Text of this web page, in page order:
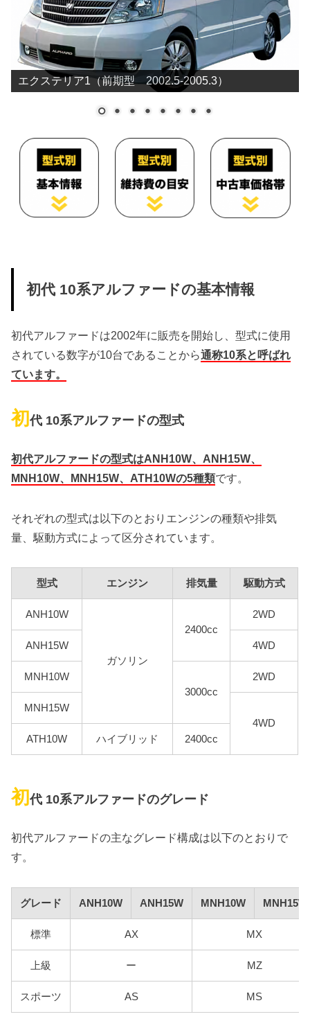
エクステリア1（前期型 2002.5-2005.3）
初代 10系アルファードの基本情報
初代アルファードは2002年に販売を開始し、型式に使用
されている数字が10台であることから通称10系と呼ばれ
ています。
初代 10系アルファードの型式
初代アルファードの型式はANH10W、ANH15W、
MNH10W、MNH15W、ATH10Wの5種類です。
それぞれの型式は以下のとおりエンジンの種類や排気
量、駆動方式によって区分されています。
型式 エンジン 排気量 駆動方式
ANH10W
ガソリン
2400cc
2WD
ANH15W 4WD
MNH10W
3000cc
2WD
MNH15W
4WD
ATH10W
ハイブリッド 2400cc
初代 10系アルファードのグレード
初代アルファードの主なグレード構成は以下のとおりで
す。
グレード ANH10W ANH15W MNH10W MNH15W
標準 AX MX
上級 ー MZ
スポーツ AS MS